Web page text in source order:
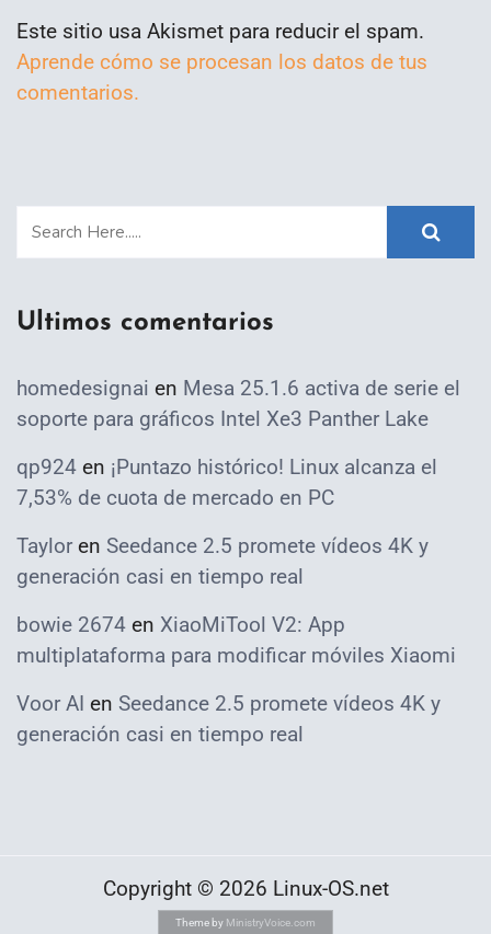
Este sitio usa Akismet para reducir el spam.
Aprende cómo se procesan los datos de tus
comentarios.
Ultimos comentarios
homedesignai en Mesa 25.1.6 activa de serie el
soporte para gráficos Intel Xe3 Panther Lake
qp924 en ¡Puntazo histórico! Linux alcanza el
7,53% de cuota de mercado en PC
Taylor en Seedance 2.5 promete vídeos 4K y
generación casi en tiempo real
bowie 2674 en XiaoMiTool V2: App
multiplataforma para modificar móviles Xiaomi
Voor AI en Seedance 2.5 promete vídeos 4K y
generación casi en tiempo real
Copyright © 2026 Linux-OS.net
Theme by MinistryVoice.com